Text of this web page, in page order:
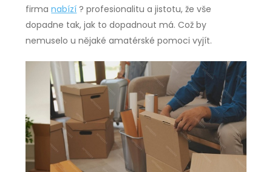
firmanabízí ? profesionalitu a jistotu, že vše
dopadne tak, jak to dopadnout má. Což by
nemuselo u nějaké amatérské pomoci vyjít.